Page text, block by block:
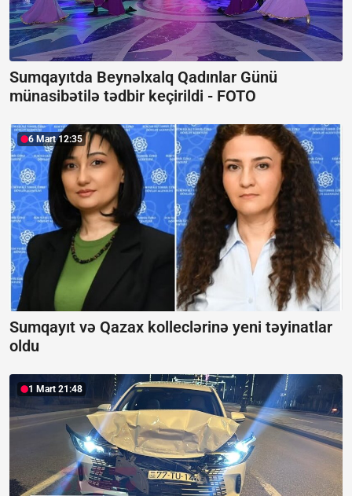
Sumqayıtda Beynəlxalq Qadınlar Günü
münasibətilə tədbir keçirildi - FOTO
6 Mart 12:35
Sumqayıt və Qazax kolleclərinə yeni təyinatlar
oldu
1 Mart 21:48